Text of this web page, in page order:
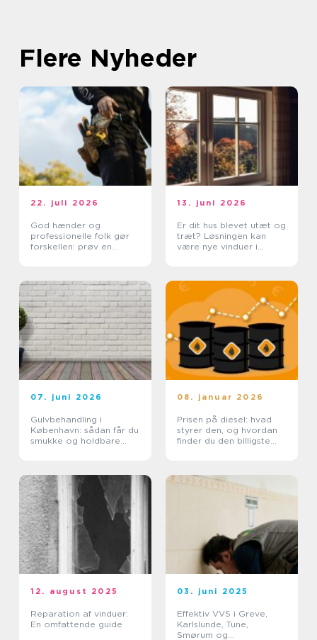
Flere Nyheder
22. juli 2026
God hænder og
professionelle folk gør
forskellen: prøv en
13. juni 2026
Er dit hus blevet utæt og
træt? Løsningen kan
være nye vinduer i
07. juni 2026
Gulvbehandling i
København: sådan får du
smukke og holdbare
08. januar 2026
Prisen på diesel: hvad
styrer den, og hvordan
finder du den billigste
12. august 2025
Reparation af vinduer:
En omfattende guide
03. juni 2025
Effektiv VVS i Greve,
Karlslunde, Tune,
Smørum og